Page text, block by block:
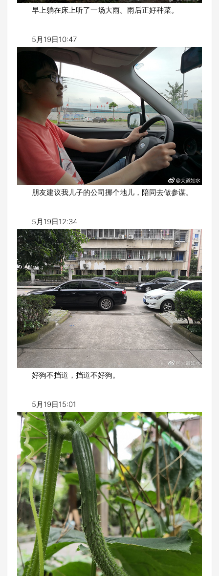
早上躺在床上听了一场大雨。雨后正好种菜。
5月19日10:47
朋友建议我儿子的公司挪个地儿，陪同去做参谋。
5月19日12:34
好狗不挡道，挡道不好狗。
5月19日15:01